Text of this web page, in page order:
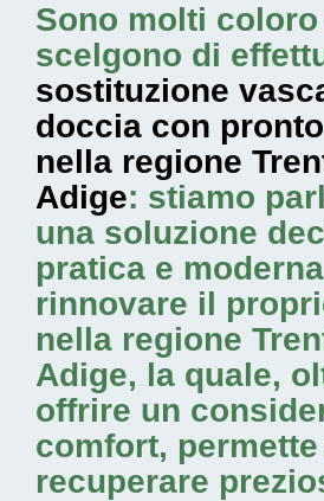
Sono molti coloro
scelgono di
sostituzione
doccia con
nella regione
Adige: stiamo
una soluzione
pratica e
rinnovare il
nella regione
Adige, la quale,
offrire un
comfort,
recuperare